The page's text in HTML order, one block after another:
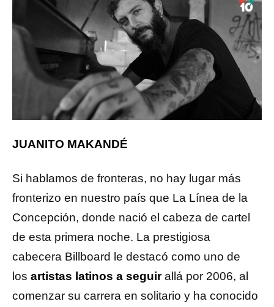
JUANITO MAKANDÉ
Si hablamos de fronteras, no hay lugar más
fronterizo en nuestro país que La Línea de la
Concepción, donde nació el cabeza de cartel
de esta primera noche. La prestigiosa
cabecera Billboard le destacó como uno de
los artistas latinos a seguirallá por 2006, al
comenzar su carrera en solitario y ha conocido